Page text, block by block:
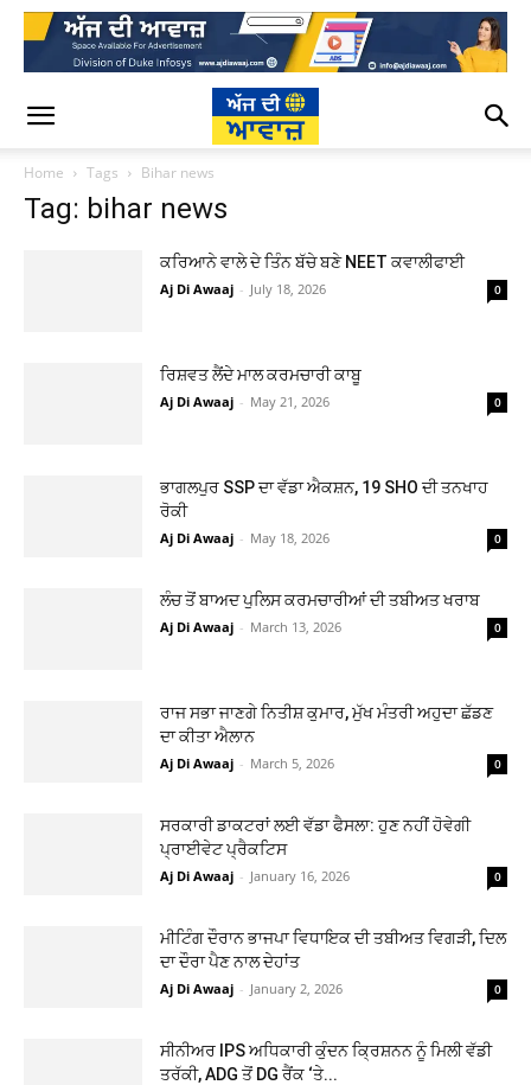
Home Tags Bihar news
Tag: bihar news
ਕਰਿਆਨੇ ਵਾਲੇ ਦੇ ਤਿੰਨ ਬੱਚੇ ਬਣੇ NEET ਕਵਾਲੀਫਾਈ
Aj Di Awaaj - July 18, 2026 0
ਰਿਸ਼ਵਤ ਲੈਂਦੇ ਮਾਲ ਕਰਮਚਾਰੀ ਕਾਬੂ
Aj Di Awaaj - May 21, 2026 0
ਭਾਗਲਪੁਰ SSP ਦਾ ਵੱਡਾ ਐਕਸ਼ਨ, 19 SHO ਦੀ ਤਨਖਾਹ
ਰੋਕੀ
Aj Di Awaaj - May 18, 2026 0
ਲੰਚ ਤੋਂ ਬਾਅਦ ਪੁਲਿਸ ਕਰਮਚਾਰੀਆਂ ਦੀ ਤਬੀਅਤ ਖਰਾਬ
Aj Di Awaaj - March 13, 2026 0
ਰਾਜ ਸਭਾ ਜਾਣਗੇ ਨਿਤੀਸ਼ ਕੁਮਾਰ, ਮੁੱਖ ਮੰਤਰੀ ਅਹੁਦਾ ਛੱਡਣ
ਦਾ ਕੀਤਾ ਐਲਾਨ
Aj Di Awaaj - March 5, 2026 0
ਸਰਕਾਰੀ ਡਾਕਟਰਾਂ ਲਈ ਵੱਡਾ ਫੈਸਲਾ: ਹੁਣ ਨਹੀਂ ਹੋਵੇਗੀ
ਪ੍ਰਾਈਵੇਟ ਪ੍ਰੈਕਟਿਸ
Aj Di Awaaj - January 16, 2026 0
ਮੀਟਿੰਗ ਦੌਰਾਨ ਭਾਜਪਾ ਵਿਧਾਇਕ ਦੀ ਤਬੀਅਤ ਵਿਗੜੀ, ਦਿਲ
ਦਾ ਦੌਰਾ ਪੈਣ ਨਾਲ ਦੇਹਾਂਤ
Aj Di Awaaj - January 2, 2026 0
ਸੀਨੀਅਰ IPS ਅਧਿਕਾਰੀ ਕੁੰਦਨ ਕ੍ਰਿਸ਼ਨਨ ਨੂੰ ਮਿਲੀ ਵੱਡੀ
ਤਰੱਕੀ, ADG ਤੋਂ DG ਰੈਂਕ ‘ਤੇ...